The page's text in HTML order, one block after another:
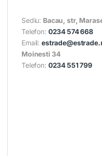
Sediu: Bacau, str,
Telefon: 0234 574 668
Email:
Moinesti 34
Telefon: 0234 551 799